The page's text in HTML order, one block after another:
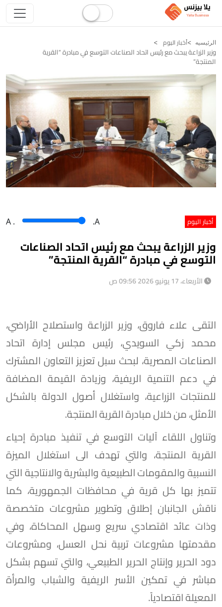
الرئيسيه أخبار اليوم
وزير الزراعة يبحث مع رئيس اتحاد الصناعات التوسع في مبادرة “القرية
المنتجة”
أخبار اليوم A . .A
وزير الزراعة يبحث مع رئيس اتحاد الصناعات
التوسع في مبادرة “القرية المنتجة”
الأربعاء، 17 يونيو 2026 09:56 ص
التقى علاء فاروق، وزير الزراعة واستصلاح الأراضي،
محمد زكي السويدي، رئيس مجلس إدارة اتحاد
الصناعات المصرية، لبحث سبل تعزيز التعاون المشترك
في دعم التنمية الريفية، وزيادة القيمة المضافة
للمنتجات الزراعية، واستغلال أصول الدولة بالشكل
الأمثل، من خلال مبادرة القرية المنتجة.
وتناول اللقاء آليات التوسع في تنفيذ مبادرة إحياء
القرية المنتجة، والتي تهدف الى استغلال الميزة
النسبية والمقومات الطبيعية والبشرية والانتاجية التي
تتميز بها كل قرية في محافظات الجمهورية، كما
ناقش الجانبان إطلاق وتطوير مشروعات متخصصة
وذات عائد اقتصادي سريع وسهل المحاكاة، وفي
مقدمتها مشروعات تربية نحل العسل، ومشروعات
دود الحرير وإنتاج الحرير الطبيعي، والتي تسهم بشكل
مباشر في تمكين الأسر الريفية والشباب والمرأة
المعيلة اقتصادياً.